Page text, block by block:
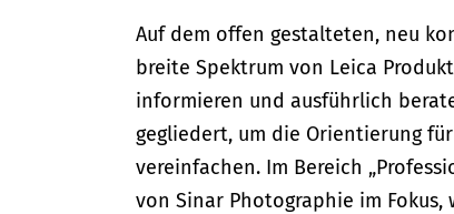
Auf dem offen gestalteten, neu
breite Spektrum von Leica
informieren und ausführlich
gegliedert, um die Orientierung
vereinfachen. Im Bereich
von Sinar Photographie im Fokus,